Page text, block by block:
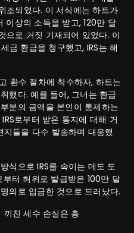
조되었다. 이 서식에는 하트가
이상의 소득을 받고, 120만 달
으로 거짓 기재되어 있었다. 이
금 환급을 청구했고, IRS는 해
환수 절차에 착수하자, 하트는
했다. 예를 들어, 그녀는 환급
분의 금액을 본인이 통제하는
로부터 받은 통지에 대해 거
들을 다수 발송하며 대응했
식으로 IRS를 속이는 데도 도
부터 허위로 발급받은 100만 달
의로 입금한 것으로 드러났다.
끼친 세수 손실은 총